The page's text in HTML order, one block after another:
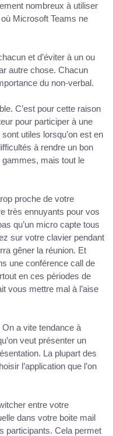
nombreux à utiliser
Microsoft Teams ne
et d’éviter à un ou
autre chose. Chacun
du non-verbal.
. C’est pour cette raison
pour participer à une
utiles lorsqu’on est en
à rendre un bon
mais tout le
proche de votre
très ennuyants pour vos
qu’un micro capte tous
sur votre clavier pendant
gêner la réunion. Et
une conférence call de
en ces périodes de
vous mettre mal à l’aise
On a vite tendance à
veut présenter un
La plupart des
l’application que l’on
entre votre
dans votre boite mail
participants. Cela permet